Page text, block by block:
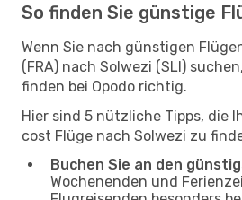
So finden Sie günstige
Wenn Sie nach günstigen
(FRA) nach Solwezi (SLI)
finden bei Opodo richtig.
Hier sind 5 nützliche Tipps, die
cost Flüge nach Solwezi zu
Buchen Sie an den
Wochenenden und